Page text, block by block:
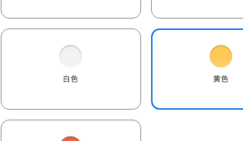
白色 黄色